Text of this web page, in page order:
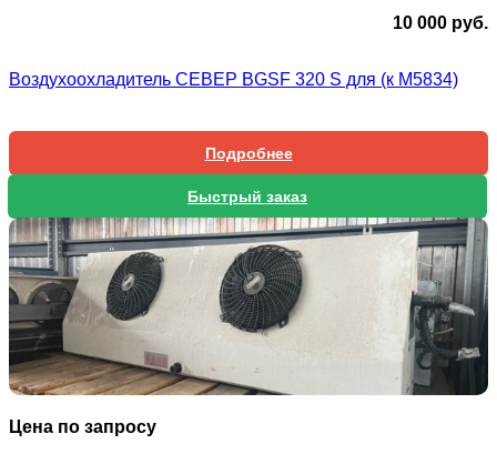
10 000 руб.
Воздухоохладитель СЕВЕР BGSF 320 S для (к М5834)
Подробнее
Быстрый заказ
Цена по запросу